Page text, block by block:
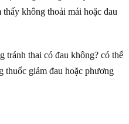
không thoải mái hoặc đau
tránh thai có đau không? có thể
thuốc giảm đau hoặc phương